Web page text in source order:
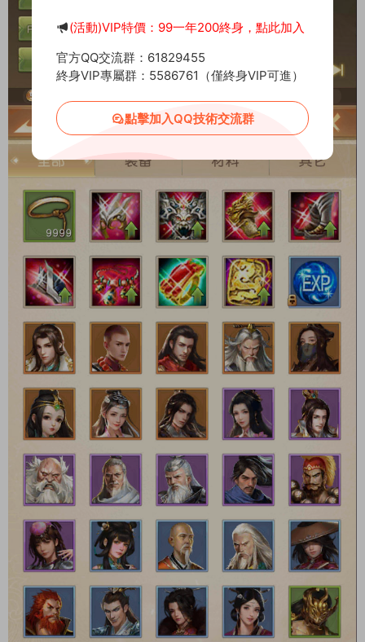
(活動)VIP特價：99一年200終身，點此加入
官方QQ交流群：61829455
終身VIP專屬群：5586761（僅終身VIP可進）
點擊加入QQ技術交流群